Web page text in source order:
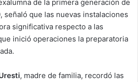
de la primera generación de
señaló que las nuevas instalaciones
significativa respecto a las
inició operaciones la preparatoria
, madre de familia, recordó las